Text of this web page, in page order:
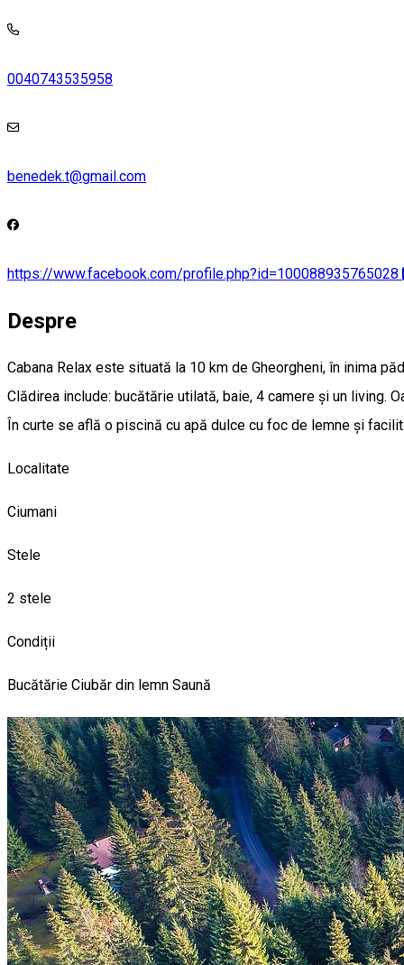
0040743535958
benedek.t@gmail.com
https://www.facebook.com/profile.php?id=100088935765028
Despre
Cabana Relax este situată la 10 km de Gheorgheni, în inima
Clădirea include: bucătărie utilată, baie, 4 camere și un living.
În curte se află o piscină cu apă dulce cu foc de lemne și
Localitate
Ciumani
Stele
2 stele
Condiții
Bucătărie Ciubăr din lemn Saună